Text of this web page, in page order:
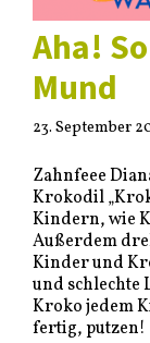
Aha!
Mund
23. September
Zahnfeee
Krokodil
Kindern, wie
Außerdem
Kinder und
und schlechte
Kroko jedem
fertig, putzen!